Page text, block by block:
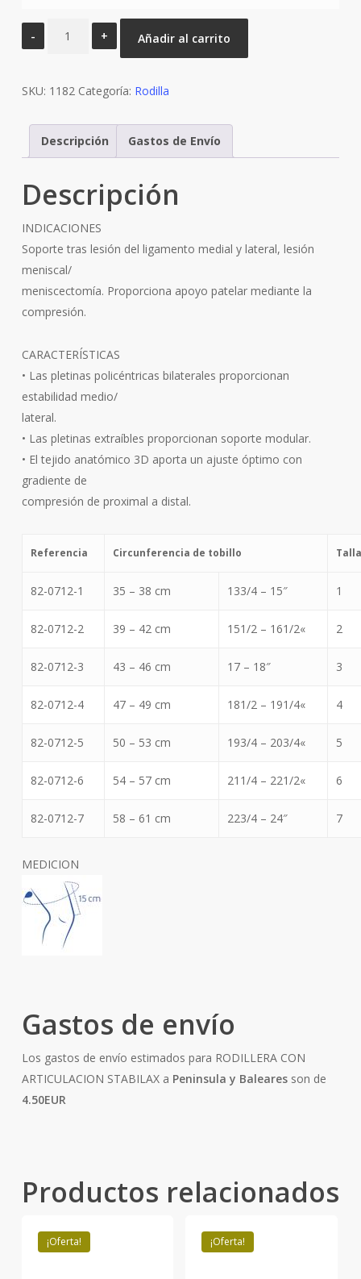
RODILLERA
STABILAX
Añadir al carrito
SKU: 1182 Categoría: Rodilla
Descripción Gastos de Envío
Descripción
INDICACIONES
Soporte tras lesión del ligamento medial y lateral, lesión
meniscal/
meniscectomía. Proporciona apoyo patelar mediante la
compresión.
CARACTERÍSTICAS
• Las pletinas policéntricas bilaterales proporcionan
estabilidad medio/
lateral.
• Las pletinas extraíbles proporcionan soporte modular.
• El tejido anatómico 3D aporta un ajuste óptimo con
gradiente de
compresión de proximal a distal.
Referencia Circunferencia de tobillo Talla
82-0712-1 35 – 38 cm 133/4– 15″ 1
82-0712-2 39 – 42 cm 151/2– 161/2« 2
82-0712-3 43 – 46 cm 17 – 18″ 3
82-0712-4 47 – 49 cm 181/2– 191/4« 4
82-0712-5 50 – 53 cm 193/4– 203/4« 5
82-0712-6 54 – 57 cm 21 1/4– 221/2« 6
82-0712-7 58 – 61 cm 223/4– 24″ 7
MEDICION
Gastos de envío
Los gastos de envío estimados para RODILLERA CON
ARTICULACION STABILAX a Peninsula y Balearesson de
4.50EUR
Productos relacionados
¡Oferta! ¡Oferta!